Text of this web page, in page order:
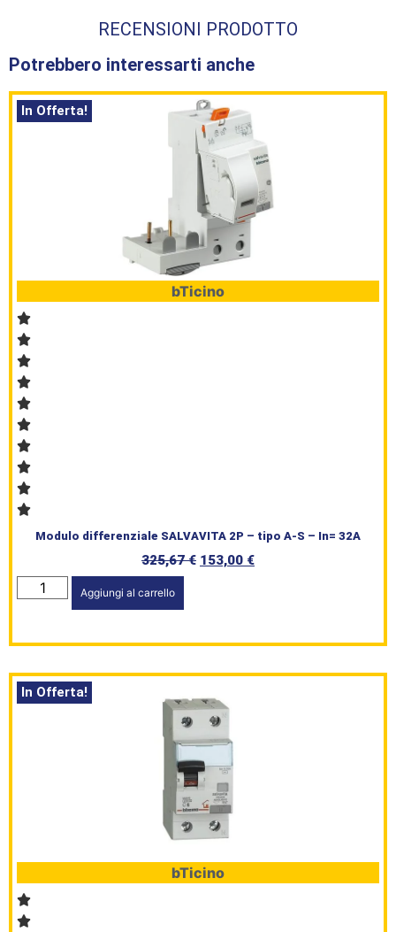
RECENSIONI PRODOTTO
Potrebbero interessarti anche
In Offerta!
bTicino
Modulo differenziale SALVAVITA 2P – tipo A-S – In= 32A
325,67€ 153,00 €
Aggiungi al carrello
In Offerta!
bTicino